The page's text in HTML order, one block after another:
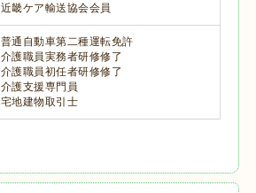
近畿ケア輸送協会会員
普通自動車第二種運転免許
介護職員実務者研修修了
介護職員初任者研修修了
介護支援専門員
宅地建物取引士